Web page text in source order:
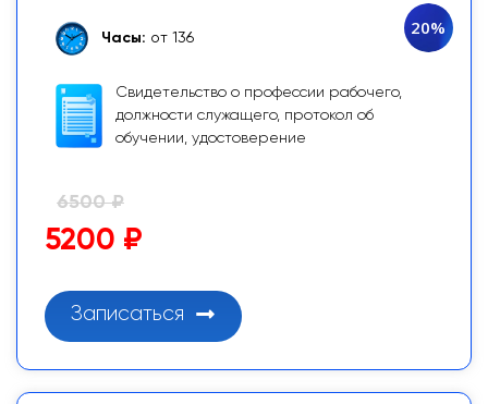
Часы: от 136
Свидетельство о профессии рабочего,
должности служащего, протокол об
обучении, удостоверение
20%
6500 ₽
5200 ₽
Записаться